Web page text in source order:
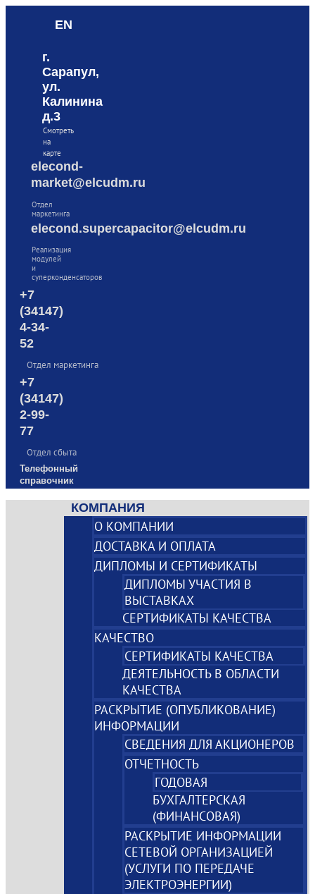
EN
г.
Сарапул,
ул.
Калинина
д.3
Смотреть
на
карте
elecond-
market@elcudm.ru
Отдел
маркетинга
elecond.supercapacitor@elcudm.ru
Реализация
модулей
и
суперконденсаторов
+7
(34147)
4-34-
52
Отдел маркетинга
+7
(34147)
2-99-
77
Отдел сбыта
Телефонный
справочник
КОМПАНИЯ
О КОМПАНИИ
ДОСТАВКА И ОПЛАТА
ДИПЛОМЫ И СЕРТИФИКАТЫ
ДИПЛОМЫ УЧАСТИЯ В
ВЫСТАВКАХ
СЕРТИФИКАТЫ КАЧЕСТВА
КАЧЕСТВО
СЕРТИФИКАТЫ КАЧЕСТВА
ДЕЯТЕЛЬНОСТЬ В ОБЛАСТИ
КАЧЕСТВА
РАСКРЫТИЕ (ОПУБЛИКОВАНИЕ)
ИНФОРМАЦИИ
СВЕДЕНИЯ ДЛЯ АКЦИОНЕРОВ
ОТЧЕТНОСТЬ
ГОДОВАЯ
БУХГАЛТЕРСКАЯ
(ФИНАНСОВАЯ)
РАСКРЫТИЕ ИНФОРМАЦИИ
СЕТЕВОЙ ОРГАНИЗАЦИЕЙ
(УСЛУГИ ПО ПЕРЕДАЧЕ
ЭЛЕКТРОЭНЕРГИИ)